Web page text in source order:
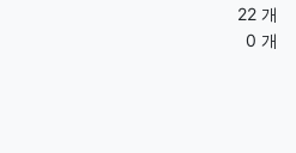
22 개
0 개